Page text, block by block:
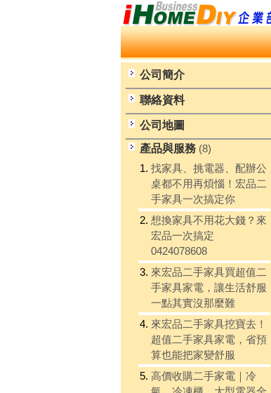
公司簡介
聯絡資料
公司地圖
產品與服務(8)
1. 找家具、挑電器、配辦公
桌都不用再煩惱！宏品二
手家具一次搞定你
2. 想換家具不用花大錢？來
宏品一次搞定
0424078608
3. 來宏品二手家具買超值二
手家具家電，讓生活舒服
一點其實沒那麼難
4. 來宏品二手家具挖寶去！
超值二手家具家電，省預
算也能把家變舒服
5. 高價收購二手家電｜冷